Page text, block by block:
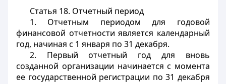
Статья 18. Отчетный период
1. Отчетным периодом для годовой
финансовой отчетности является календарный
год, начиная с 1 января по 31 декабря.
2. Первый отчетный год для вновь
созданной организации начинается с момента
ее государственной регистрации по 31 декабря